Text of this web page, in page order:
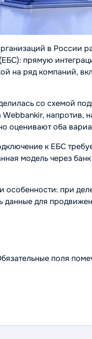
в России
прямую
на ряд компаний,
со схемой
оценивают оба
к ЕБС
модель через
при
данные для
поля